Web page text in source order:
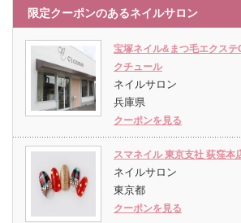
限定クーポンのあるネイルサロン
宝塚ネイル&まつ毛エクス
クチュール
ネイルサロン
兵庫県
クーポンを見る
スマネイル 東京支社 荻窪本
ネイルサロン
東京都
クーポンを見る